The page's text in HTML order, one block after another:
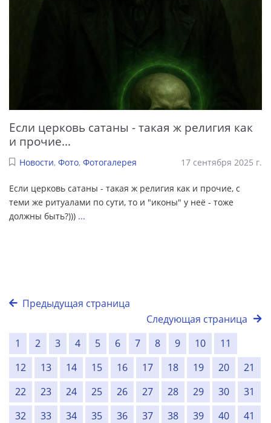
Если церковь сатаны - такая ж религия как
и прочие...
Новости, Фото, Фотогалерея 17 сентября 2025 г.
Если церковь сатаны - такая ж религия как и прочие, с
теми же ритуалами по сути, то и "иконы" у неё - тоже
должны быть?))) ...
Предыдущая страница
Следующая страница
1
2 3 4 5 6 7 8 9 10
11
12
13 14 15 16 17 18 19 20
21
22
23 24 25 26 27 28 29 30
31
32
33 34 35 36 37 38 39 40
41